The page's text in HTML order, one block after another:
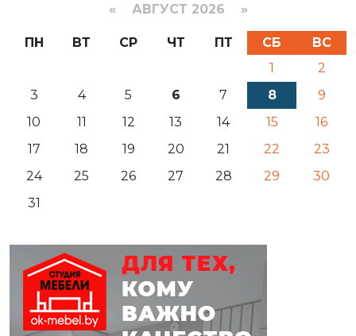
« АВГУСТ 2026 »
ПН ВТ СР ЧТ ПТ СБ
ВС
1
2
3
4 5 6 7 8
9
10
11 12 13 14 15
16
17
18 19 20 21 22
23
24
25 26 27 28 29
30
31